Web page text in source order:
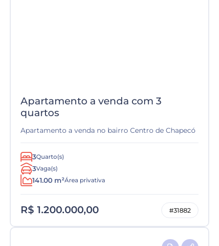
Apartamento a venda com 3
quartos
Apartamento a venda no bairro Centro de Chapecó
3Quarto(s)
3Vaga(s)
141.00 m²Área privativa
R$ 1.200.000,00 #31882